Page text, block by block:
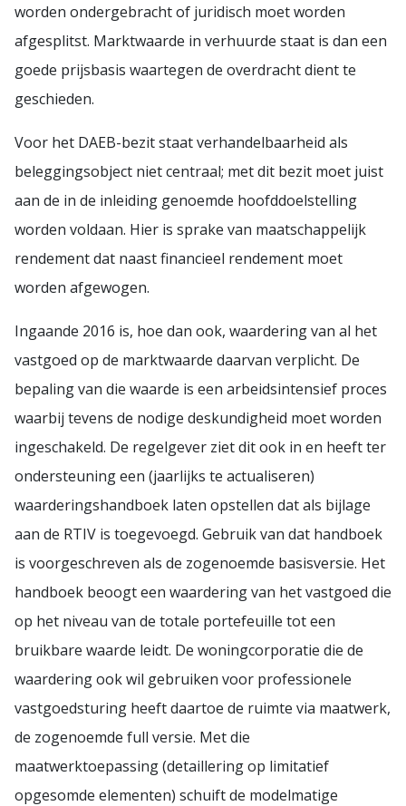
worden ondergebracht of juridisch moet worden
afgesplitst. Marktwaarde in verhuurde staat is dan een
goede prijsbasis waartegen de overdracht dient te
geschieden.
Voor het DAEB-bezit staat verhandelbaarheid als
beleggingsobject niet centraal; met dit bezit moet juist
aan de in de inleiding genoemde hoofddoelstelling
worden voldaan. Hier is sprake van maatschappelijk
rendement dat naast financieel rendement moet
worden afgewogen.
Ingaande 2016 is, hoe dan ook, waardering van al het
vastgoed op de marktwaarde daarvan verplicht. De
bepaling van die waarde is een arbeidsintensief proces
waarbij tevens de nodige deskundigheid moet worden
ingeschakeld. De regelgever ziet dit ook in en heeft ter
ondersteuning een (jaarlijks te actualiseren)
waarderingshandboek laten opstellen dat als bijlage
aan de RTIV is toegevoegd. Gebruik van dat handboek
is voorgeschreven als de zogenoemde basisversie. Het
handboek beoogt een waardering van het vastgoed die
op het niveau van de totale portefeuille tot een
bruikbare waarde leidt. De woningcorporatie die de
waardering ook wil gebruiken voor professionele
vastgoedsturing heeft daartoe de ruimte via maatwerk,
de zogenoemde full versie. Met die
maatwerktoepassing (detaillering op limitatief
opgesomde elementen) schuift de modelmatige